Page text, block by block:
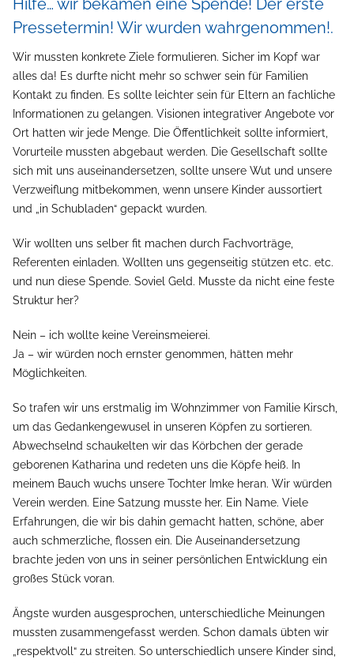
Hilfe… wir bekamen eine Spende! Der erste
Pressetermin! Wir wurden wahrgenommen!.
Wir mussten konkrete Ziele formulieren. Sicher im Kopf war
alles da! Es durfte nicht mehr so schwer sein für Familien
Kontakt zu finden. Es sollte leichter sein für Eltern an fachliche
Informationen zu gelangen. Visionen integrativer Angebote vor
Ort hatten wir jede Menge. Die Öffentlichkeit sollte informiert,
Vorurteile mussten abgebaut werden. Die Gesellschaft sollte
sich mit uns auseinandersetzen, sollte unsere Wut und unsere
Verzweiflung mitbekommen, wenn unsere Kinder aussortiert
und „in Schubladen“ gepackt wurden.
Wir wollten uns selber fit machen durch Fachvorträge,
Referenten einladen. Wollten uns gegenseitig stützen etc. etc.
und nun diese Spende. Soviel Geld. Musste da nicht eine feste
Struktur her?
Nein – ich wollte keine Vereinsmeierei.
Ja – wir würden noch ernster genommen, hätten mehr
Möglichkeiten.
So trafen wir uns erstmalig im Wohnzimmer von Familie Kirsch,
um das Gedankengewusel in unseren Köpfen zu sortieren.
Abwechselnd schaukelten wir das Körbchen der gerade
geborenen Katharina und redeten uns die Köpfe heiß. In
meinem Bauch wuchs unsere Tochter Imke heran. Wir würden
Verein werden. Eine Satzung musste her. Ein Name. Viele
Erfahrungen, die wir bis dahin gemacht hatten, schöne, aber
auch schmerzliche, flossen ein. Die Auseinandersetzung
brachte jeden von uns in seiner persönlichen Entwicklung ein
großes Stück voran.
Ängste wurden ausgesprochen, unterschiedliche Meinungen
mussten zusammengefasst werden. Schon damals übten wir
„respektvoll“ zu streiten. So unterschiedlich unsere Kinder sind,